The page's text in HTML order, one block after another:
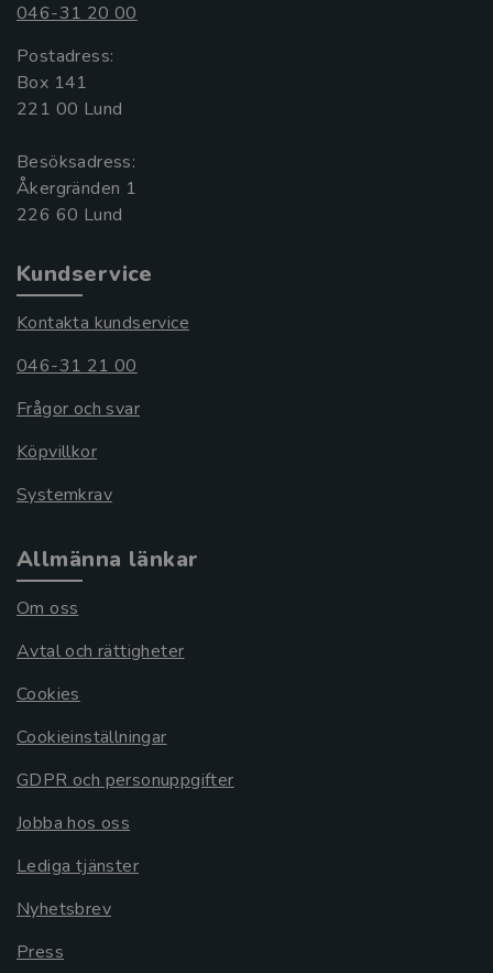
046-31 20 00
Postadress:
Box 141
221 00 Lund
Besöksadress:
Åkergränden 1
Kundservice
Kontakta kundservice
046-31 21 00
Frågor och svar
Köpvillkor
Systemkrav
Allmänna länkar
Om oss
Avtal och rättigheter
Cookies
Cookieinställningar
GDPR och personuppgifter
Jobba hos oss
Lediga tjänster
Nyhetsbrev
Press